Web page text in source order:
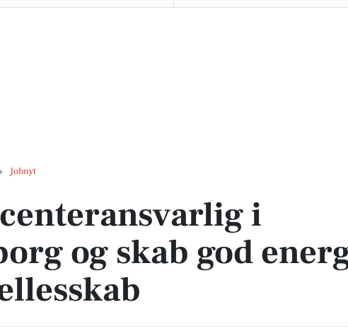
Jobnyt i Padborg og skab god energi og fællesskab
i
og skab god